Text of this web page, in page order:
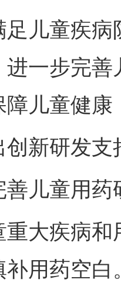
童疾病
一步完
障儿童健
研发支
儿童用药
疾病和
用药空